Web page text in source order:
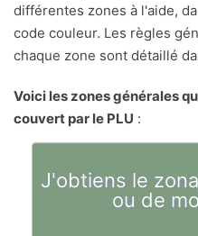
différentes zones à l'aide,
code couleur. Les règles
chaque zone sont détaillé
Voici les zones générales
couvert par le PLU :
J'obtiens le
ou de